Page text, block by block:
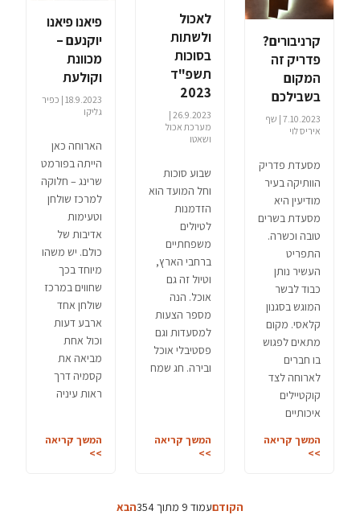
קרניבורים?
פדריק זה
המקום
בשבילכם
7.10.2023 | שף
איריס לוי
מסעדת פדריק
הוותיקה בעיר
מודיעין היא
מסעדת בשרים
טובה וכשרה.
התפריט
העשיר נותן
כבוד לבשר
המוגש בסגנון
קלאסי. מקום
מתאים לפגוש
בו חברים
לארוחה לצד
קוקטיילים
איכותיים
המשך קריאה
>>
לאכול
ולשתות
בסוכות
תשפ"ד
2023
26.9.2023 |
מערכת אכול
ושאטו
שבוע סוכות
וחל המועד הוא
הזדמנות
לטיולים
משפחתיים
ברחבי הארץ,
וטיול זה גם
אוכל. הנה
מספר הצעות
למסעדות וגם
פסטיבלי אוכל
ובירה. חג שמח
המשך קריאה
>>
פיאנו פיאנו
יוקנעם –
מכוונת
וקולעת
18.9.2023 | כפיר
גליקו
הארוחה כאן
הייתה בפורמט
שרינג – חלוקה
למרכז שולחן
וטעימות
אדיבות של
כולם. יש משהו
מיוחד בכך
שחווים במרכז
שולחן אחד
ארבע דעות
וכול אחת
מביאה את
קסמיה דרך
ראות עיניה
המשך קריאה
>>
הקודםעמוד 9 מתוך 354 הבא